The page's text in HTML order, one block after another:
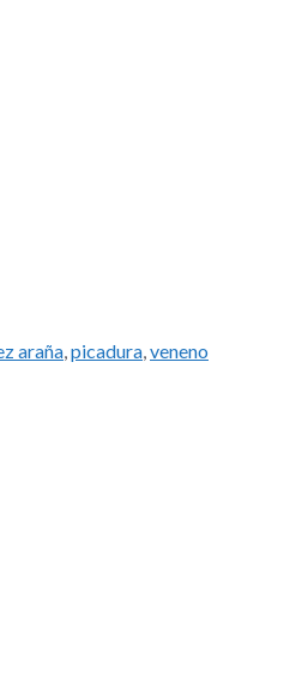
araña picadura veneno